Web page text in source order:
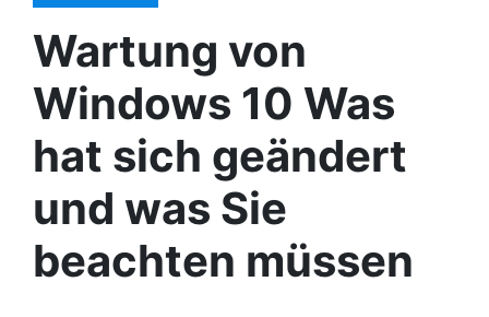
Wartung von
Windows 10 Was
hat sich geändert
und was Sie
beachten müssen